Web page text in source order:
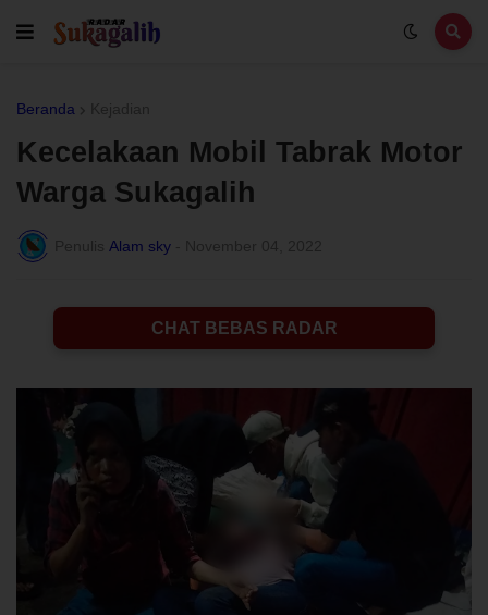
Beranda
Kecelakaan Mobil Tabrak Motor
Warga Sukagalih
Alam sky
CHAT BEBAS RADAR